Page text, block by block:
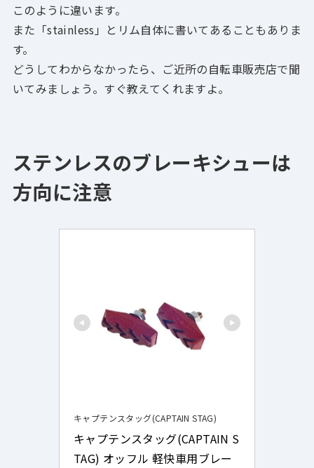
このように違います。
また「stainless」とリム自体に書いてあることもありま
す。
どうしてわからなかったら、ご近所の自転車販売店で聞
いてみましょう。すぐ教えてくれますよ。
ステンレスのブレーキシューは
方向に注意
キャプテンスタッグ(CAPTAIN STAG)
キャプテンスタッグ(CAPTAIN S
TAG) オッフル 軽快車用ブレー